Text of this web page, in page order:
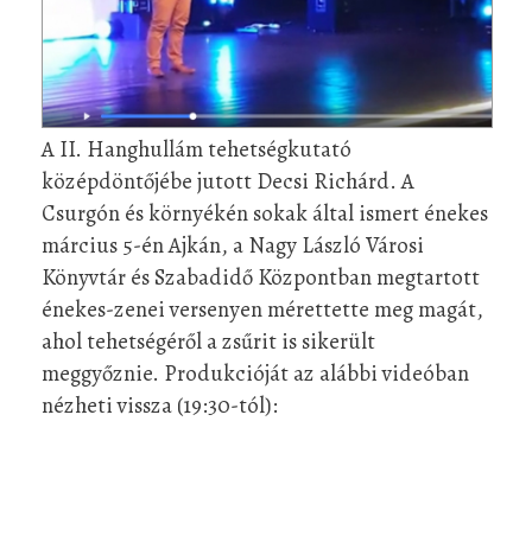
A II. Hanghullám tehetségkutató
középdöntőjébe jutott Decsi Richárd. A
Csurgón és környékén sokak által ismert énekes
március 5-én Ajkán, a Nagy László Városi
Könyvtár és Szabadidő Központban megtartott
énekes-zenei versenyen mérettette meg magát,
ahol tehetségéről a zsűrit is sikerült
meggyőznie. Produkcióját az alábbi videóban
nézheti vissza (19:30-tól):